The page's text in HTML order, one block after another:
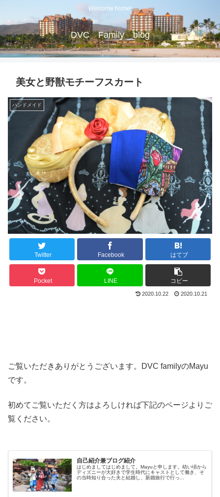
Welcome home!
DVC Family blog
美女と野獣モチーフスカート
ハンドメイド
Twitter Facebook はてブ
Pocket LINE コピー
2020.10.22 2020.10.21
ご覧いただきありがとうございます。DVC familyのMayu
です。
初めてご覧いただく方はよろしければ下記のページよりご
覧ください。
自己紹介兼ブログ紹介
はじめましてはじめまして。Mayuと申します。幼い頃から
ディズニーが大好きで学生時代にキャストとして働き、そ
の当時知り合った夫と結婚し、新婚旅行で行っ...